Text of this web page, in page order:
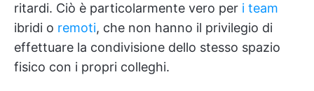
ritardi. Ciò è particolarmente vero per i team
ibridi o remoti, che non hanno il privilegio di
effettuare la condivisione dello stesso spazio
fisico con i propri colleghi.